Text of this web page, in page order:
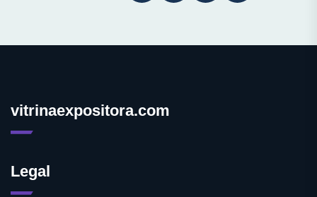
vitrinaexpositora.com
Legal